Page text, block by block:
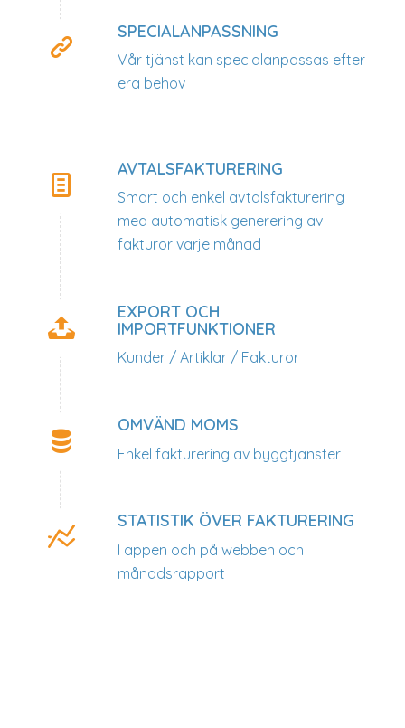
SPECIALANPASSNING
Vår tjänst kan specialanpassas efter
era behov
AVTALSFAKTURERING
Smart och enkel avtalsfakturering
med automatisk generering av
fakturor varje månad
EXPORT OCH
IMPORTFUNKTIONER
Kunder / Artiklar / Fakturor
OMVÄND MOMS
Enkel fakturering av byggtjänster
STATISTIK ÖVER FAKTURERING
I appen och på webben och
månadsrapport